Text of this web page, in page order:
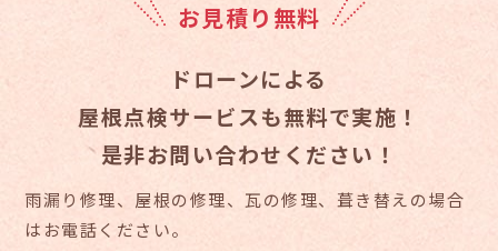
お見積り無料
ドローンによる
屋根点検サービスも無料で実施！
是非お問い合わせください！
雨漏り修理、屋根の修理、瓦の修理、葺き替えの場合
はお電話ください。